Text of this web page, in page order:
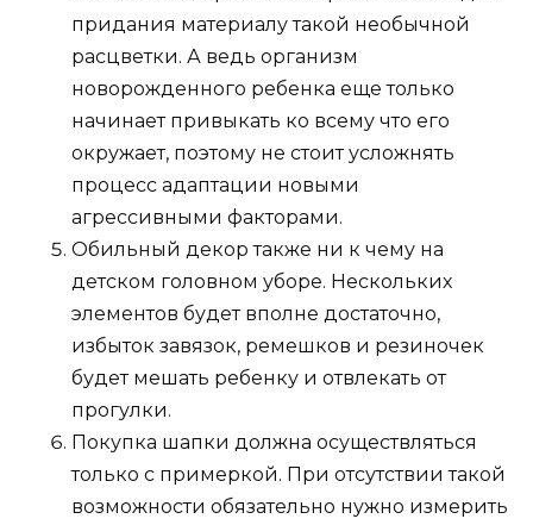
придания материалу такой необычной
расцветки. А ведь организм
новорожденного ребенка еще только
начинает привыкать ко всему что его
окружает, поэтому не стоит усложнять
процесс адаптации новыми
агрессивными факторами.
Обильный декор также ни к чему на
детском головном уборе. Нескольких
элементов будет вполне достаточно,
избыток завязок, ремешков и резиночек
будет мешать ребенку и отвлекать от
прогулки.
Покупка шапки должна осуществляться
только с примеркой. При отсутствии такой
возможности обязательно нужно измерить